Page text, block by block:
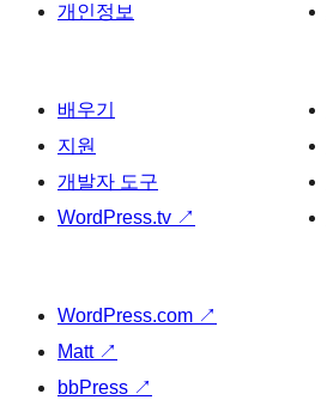
개인정보
배우기
지원
개발자 도구
WordPress.tv ↗
WordPress.com ↗
Matt ↗
bbPress ↗